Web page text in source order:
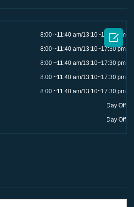
8:00 ~11:40 am/13:10~17:30 pm
8:00 ~11:40 am/13:10~17:30 pm
8:00 ~11:40 am/13:10~17:30 pm
8:00 ~11:40 am/13:10~17:30 pm
8:00 ~11:40 am/13:10~17:30 pm
Day Off
Day Off
